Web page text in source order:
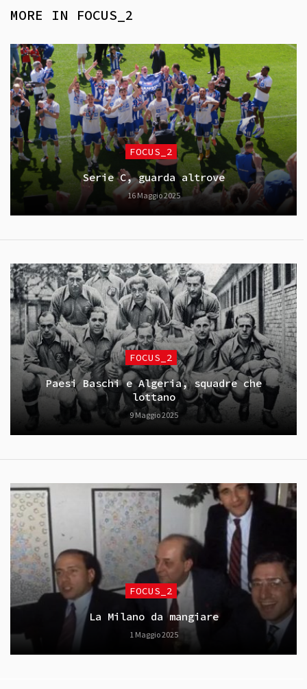
MORE IN FOCUS_2
FOCUS_2
Serie C, guarda altrove
16 Maggio 2025
FOCUS_2
Paesi Baschi e Algeria, squadre che
lottano
9 Maggio 2025
FOCUS_2
La Milano da mangiare
1 Maggio 2025